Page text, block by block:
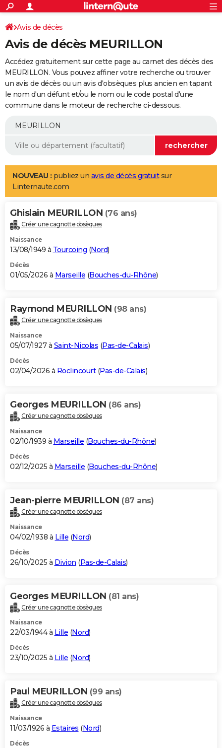
ACTUALITÉS
Politique
Société
Faits Divers
Education
Monde
Villes
+
SPORT
Coupe du monde 2026
Football
Tennis
Cyclisme
Rugby
Forum
Programme TV
TNT
Streaming
Cinéma
Sorties cinéma
Musique
+
FINANCE
Impôts
Immobilier
Risques naturels par ville
Banque
Assurance
Crédit
AUTO
Essais
Réserver un essai
Citadines
Berlines
SUV
Forum auto
+
Mobiles
Meilleur smartphone
Internet
Ordinateurs
Jeux vidéo
Guide high-tech
Aménagement intérieur
LIFESTYLE
Art de vivre
Bien-être
Loisirs
Mode
Modes de vie
Alimentation
Guide de la santé
Maladies
Médicaments
Sommeil
VOYAGE
Destinations
City break
Voyage nature
Voyage de noces
Forum
Climat
+PHOTO
GUIDES D'ACHAT
BONS PLANS
Carte de Noël
Carte Bonne année
Carte Saint-Valentin
Carte Pâques
Carte d'anniversaire
DICTIONNAIRE
Dictionnaire
Biographies
Citations
Expressions
Proverbes
PROGRAMME TV
S'inscrire
Se connecter
Lycées
Collèges
Primaires
Universités
Entreprises
Service militaire
Avis de recherche
AVIS DE DÉCÈS
Bricolage
Lifestyle
Culture
Sport
Auto
Television
Voyage
Cinema
Avis de décès
Avis de décès MEURILLON
Accédez gratuitement sur cette page au carnet des décès des
MEURILLON. Vous pouvez affiner votre recherche ou trouver
un avis de décès ou un avis d'obsèques plus ancien en tapant
le nom d'un défunt et/ou le nom ou le code postal d'une
commune dans le moteur de recherche ci-dessous.
NOUVEAU : publiez un avis de décès gratuitsur
Linternaute.com
Ghislain MEURILLON (76 ans)
Créer une cagnotte obsèques
Naissance
13/08/1949 à Tourcoing (Nord)
Décès
01/05/2026 à Marseille (Bouches-du-Rhône)
Raymond MEURILLON (98 ans)
Créer une cagnotte obsèques
Naissance
05/07/1927 à Saint-Nicolas (Pas-de-Calais)
Décès
02/04/2026 à Roclincourt(Pas-de-Calais)
Georges MEURILLON (86 ans)
Créer une cagnotte obsèques
Naissance
02/10/1939 à Marseille (Bouches-du-Rhône)
Décès
02/12/2025 à Marseille (Bouches-du-Rhône)
Jean-pierre MEURILLON (87 ans)
Créer une cagnotte obsèques
Naissance
04/02/1938 à Lille (Nord)
Décès
26/10/2025 à Divion (Pas-de-Calais)
Georges MEURILLON (81 ans)
Créer une cagnotte obsèques
Naissance
22/03/1944 à Lille (Nord)
Décès
23/10/2025 à Lille (Nord)
Paul MEURILLON (99 ans)
Créer une cagnotte obsèques
Naissance
11/03/1926 à Estaires (Nord)
Décès